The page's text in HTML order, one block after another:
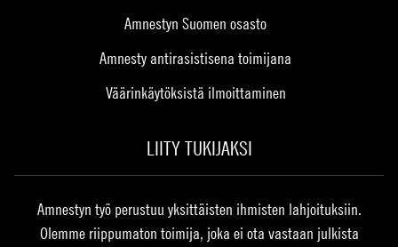
Amnestyn Suomen osasto
Amnesty antirasistisena toimijana
Väärinkäytöksistä ilmoittaminen
LIITY TUKIJAKSI
Amnestyn työ perustuu yksittäisten ihmisten lahjoituksiin.
Olemme riippumaton toimija, joka ei ota vastaan julkista